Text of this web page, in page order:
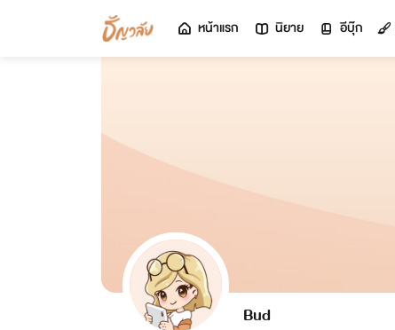
หน้าแรก นิยาย อีบุ๊ก
Bud